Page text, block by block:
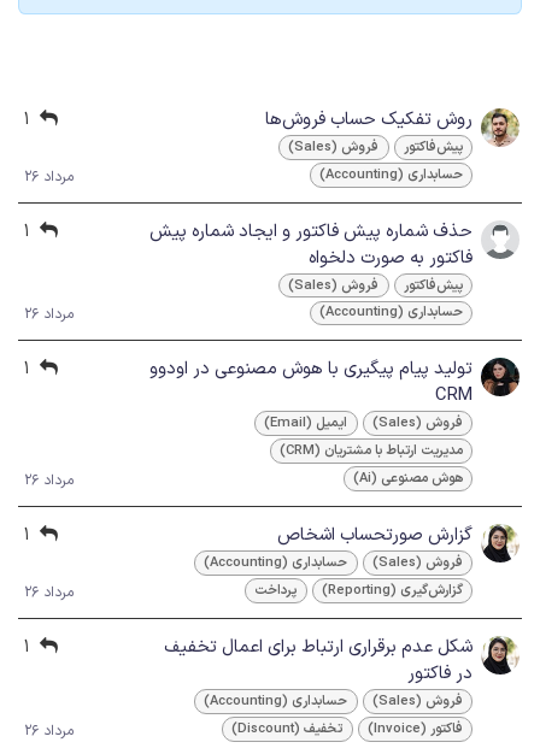
روش تفکیک حساب فروش‌ها
پیش‌فاکتور
فروش (Sales)
حسابداری (Accounting)
مرداد 26
حذف شماره پیش فاکتور و ایجاد شماره پیش
فاکتور به صورت دلخواه
پیش‌فاکتور
فروش (Sales)
حسابداری (Accounting)
مرداد 26
تولید پیام پیگیری با هوش مصنوعی در اودوو
CRM
فروش (Sales)
ایمیل (Email)
مدیریت ارتباط با مشتریان (CRM)
هوش مصنوعی (Ai)
مرداد 26
گزارش صورتحساب اشخاص
فروش (Sales)
حسابداری (Accounting)
گزارش‌گیری (Reporting)
پرداخت مرداد 26
شکل عدم برقراری ارتباط برای اعمال تخفیف
در فاکتور
فروش (Sales)
حسابداری (Accounting)
فاکتور (Invoice)
تخفیف (Discount) مرداد 26